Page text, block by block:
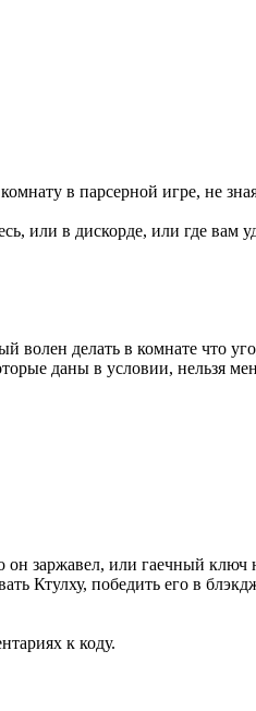
в парсерной игре, не
или в дискорде, или где вам
делать в комнате что
даны в условии, нельзя
заржавел, или гаечный ключ
Ктулху, победить его в
к коду.